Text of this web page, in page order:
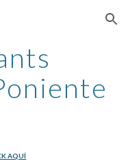
Skip to navigation
AQUÍ